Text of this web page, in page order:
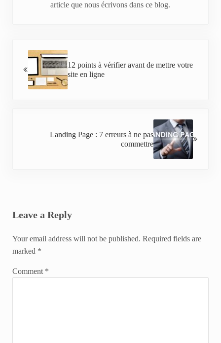
article que nous écrivons dans ce blog.
12 points à vérifier avant de mettre votre
site en ligne
Landing Page : 7 erreurs à ne pas
commettre
Leave a Reply
Your email address will not be published. Required fields are
marked *
Comment *